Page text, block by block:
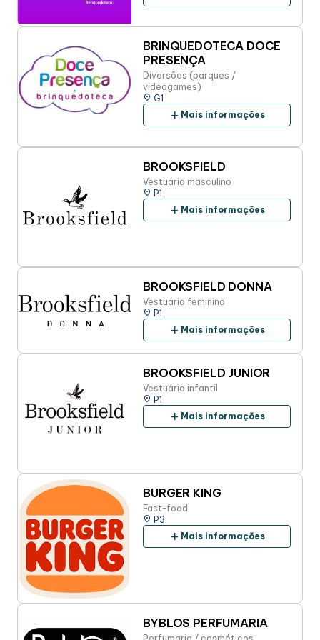
BRINQUEDOTECA DOCE
PRESENÇA
Diversões (parques /
videogames)
place G1
add Mais informações
BROOKSFIELD
Vestuário masculino
place P1
add Mais informações
BROOKSFIELD DONNA
Vestuário feminino
place P1
add Mais informações
BROOKSFIELD JUNIOR
Vestuário infantil
place P1
add Mais informações
BURGER KING
Fast-food
place P3
add Mais informações
BYBLOS PERFUMARIA